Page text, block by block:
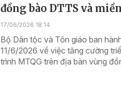
đồng bào DTTS và
17/06/2026 18:14
Bộ Dân tộc và Tôn giáo ban
11/6/2026 về việc tăng cường
trình MTQG trên địa bàn vùng